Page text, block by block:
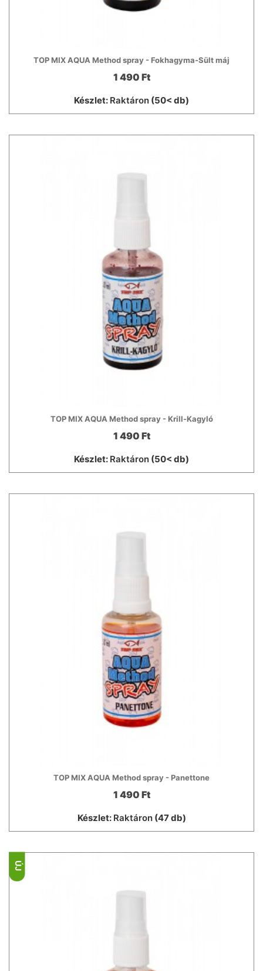
TOP MIX AQUA Method spray - Fokhagyma-Sült máj
1 490 Ft
Készlet: Raktáron (50< db)
TOP MIX AQUA Method spray - Krill-Kagyló
1 490 Ft
Készlet: Raktáron (50< db)
TOP MIX AQUA Method spray - Panettone
1 490 Ft
Készlet: Raktáron(47 db)
ÚJ